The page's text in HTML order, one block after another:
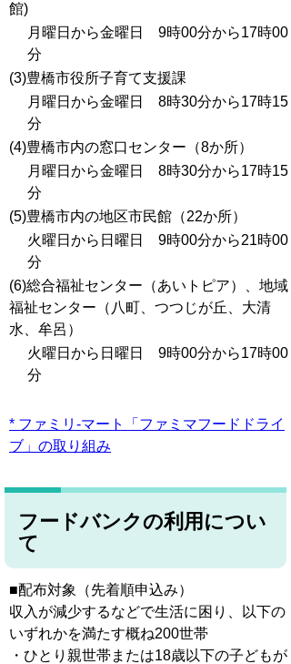
館)
月曜日から金曜日 9時00分から17時00
分
(3)豊橋市役所子育て支援課
月曜日から金曜日 8時30分から17時15
分
(4)豊橋市内の窓口センター（8か所）
月曜日から金曜日 8時30分から17時15
分
(5)豊橋市内の地区市民館（22か所）
火曜日から日曜日 9時00分から21時00
分
(6)総合福祉センター（あいトピア）、地域
福祉センター（八町、つつじが丘、大清
水、牟呂）
火曜日から日曜日 9時00分から17時00
分
* ファミリ-マート「ファミマフードドライ
ブ」の取り組み
フードバンクの利用につい
て
■配布対象（先着順申込み）
収入が減少するなどで生活に困り、以下の
いずれかを満たす概ね200世帯
・ひとり親世帯または18歳以下の子どもが